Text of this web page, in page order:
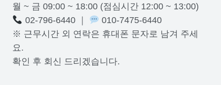
월 ~ 금 09:00 ~ 18:00 (점심시간 12:00 ~ 13:00)
02-796-6440 ｜
010-7475-6440
※ 근무시간 외 연락은 휴대폰 문자로 남겨 주세
요.
확인 후 회신 드리겠습니다.